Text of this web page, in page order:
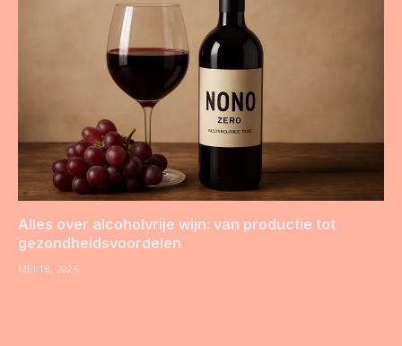
Alles over alcoholvrije wijn: van productie tot
gezondheidsvoordelen
MEI 18, 2026